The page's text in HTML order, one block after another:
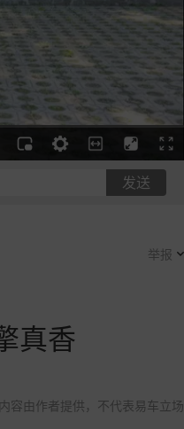
发送
举报
真香
内容由作者提供，不代表易车立场